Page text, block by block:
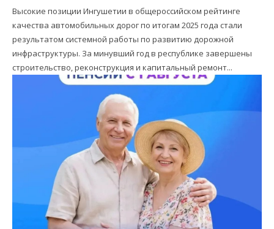
Высокие позиции Ингушетии в общероссийском рейтинге
качества автомобильных дорог по итогам 2025 года стали
результатом системной работы по развитию дорожной
инфраструктуры. За минувший год в республике завершены
строительство, реконструкция и капитальный ремонт...